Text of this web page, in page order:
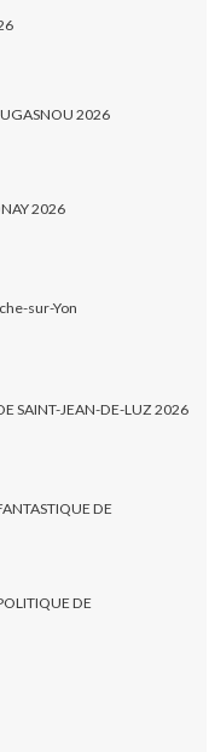
2026
2026
sur-Yon
SAINT-JEAN-DE-LUZ 2026
DE
DE